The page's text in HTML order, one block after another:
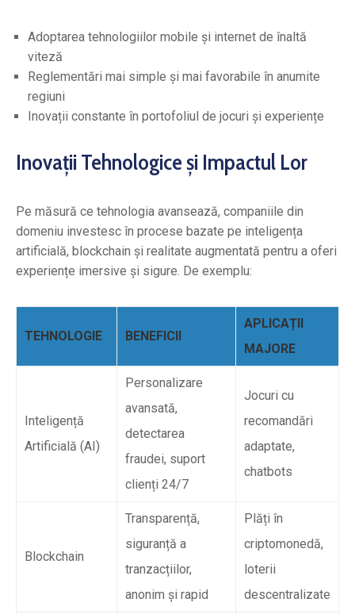
Adoptarea tehnologiilor mobile și internet de înaltă
viteză
Reglementări mai simple și mai favorabile în anumite
regiuni
Inovații constante în portofoliul de jocuri și experiențe
Inovații Tehnologice și Impactul Lor
Pe măsură ce tehnologia avansează, companiile din
domeniu investesc în procese bazate pe inteligența
artificială, blockchain și realitate augmentată pentru a oferi
experiențe imersive și sigure. De exemplu:
TEHNOLOGIE BENEFICII
APLICAȚII
MAJORE
Inteligență
Artificială (AI)
Personalizare
avansată,
detectarea
fraudei, suport
clienți 24/7
Jocuri cu
recomandări
adaptate,
chatbots
Blockchain
Transparență,
siguranță a
tranzacțiilor,
anonim și rapid
Plăți în
criptomonedă,
loterii
descentralizate